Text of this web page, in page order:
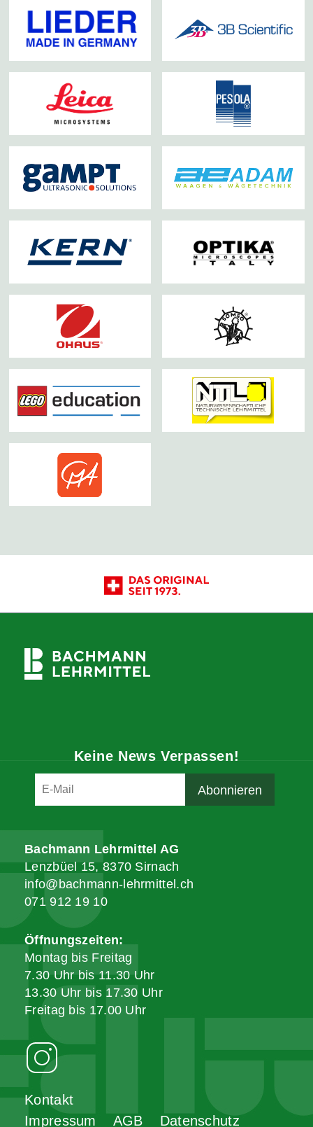
Keine News Verpassen!
Kontakt
Impressum
AGB Datenschutz
Bachmann Lehrmittel AG
Lenzbüel 15, 8370 Sirnach
info@bachmann-lehrmittel.ch
071 912 19 10
Öffnungszeiten:
Montag bis Freitag
7.30 Uhr bis 11.30 Uhr
13.30 Uhr bis 17.30 Uhr
Freitag bis 17.00 Uhr